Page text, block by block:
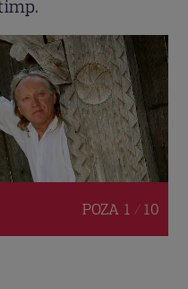
POZA 1 / 10